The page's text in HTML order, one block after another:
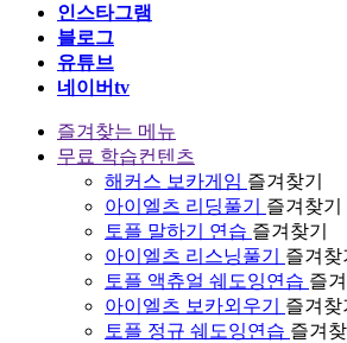
인스타그램
블로그
유튜브
네이버tv
즐겨찾는 메뉴
무료 학습컨텐츠
해커스 보카게임 즐겨찾기
아이엘츠 리딩풀기
즐겨찾기
토플 말하기 연습 즐겨찾기
아이엘츠 리스닝풀기
즐겨찾
토플 액츄얼 쉐도잉연습 즐
아이엘츠 보카외우기
즐겨찾
토플 정규 쉐도잉연습 즐겨찾